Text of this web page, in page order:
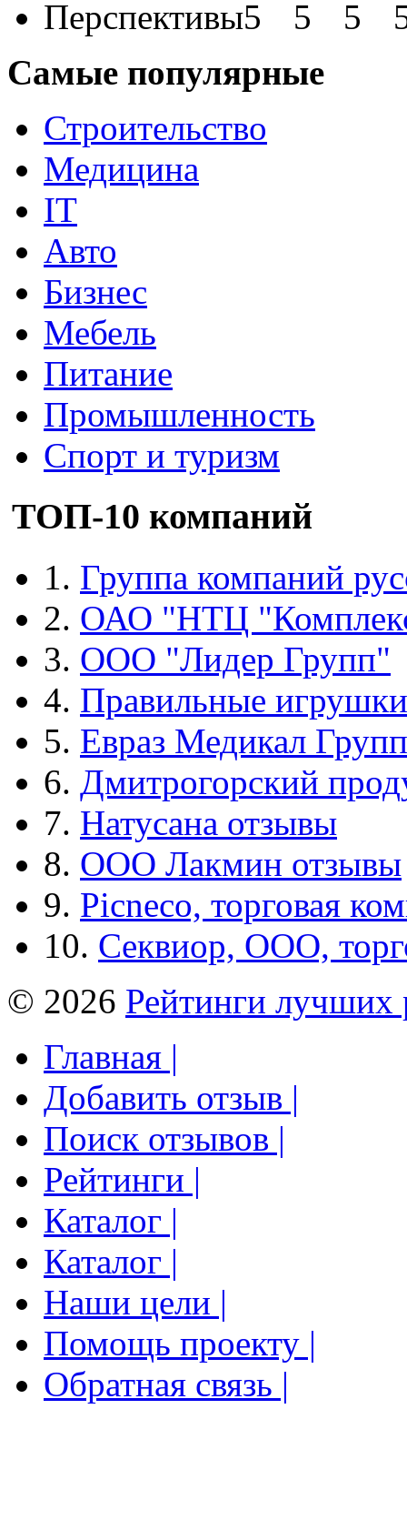
Перспективы
Самые популярные
Строительство
Медицина
IT
Авто
Бизнес
Мебель
Питание
Промышленность
Спорт и туризм
ТОП-10 компаний
1. Группа компаний
2. ОАО "НТЦ
3. ООО "Лидер Групп"
4. Правильные игрушки
5. Евраз Медикал Групп
6. Дмитрогорский
7. Натусана отзывы
8. ООО Лакмин отзывы
9. Picneco, торговая
10. Секвиор, ООО,
© 2026 Рейтинги лучших
Главная |
Добавить отзыв |
Поиск отзывов |
Рейтинги |
Каталог |
Каталог |
Наши цели |
Помощь проекту |
Обратная связь |